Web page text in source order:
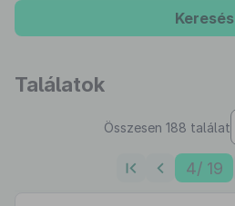
Keresés
Találatok
Összesen 188 találat
4/ 19